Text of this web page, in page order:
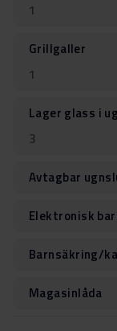
1
Grillgaller
1
Lager glass i
3
Avtagbar
Elektronisk
Barnsäkring/
Magasinlåda